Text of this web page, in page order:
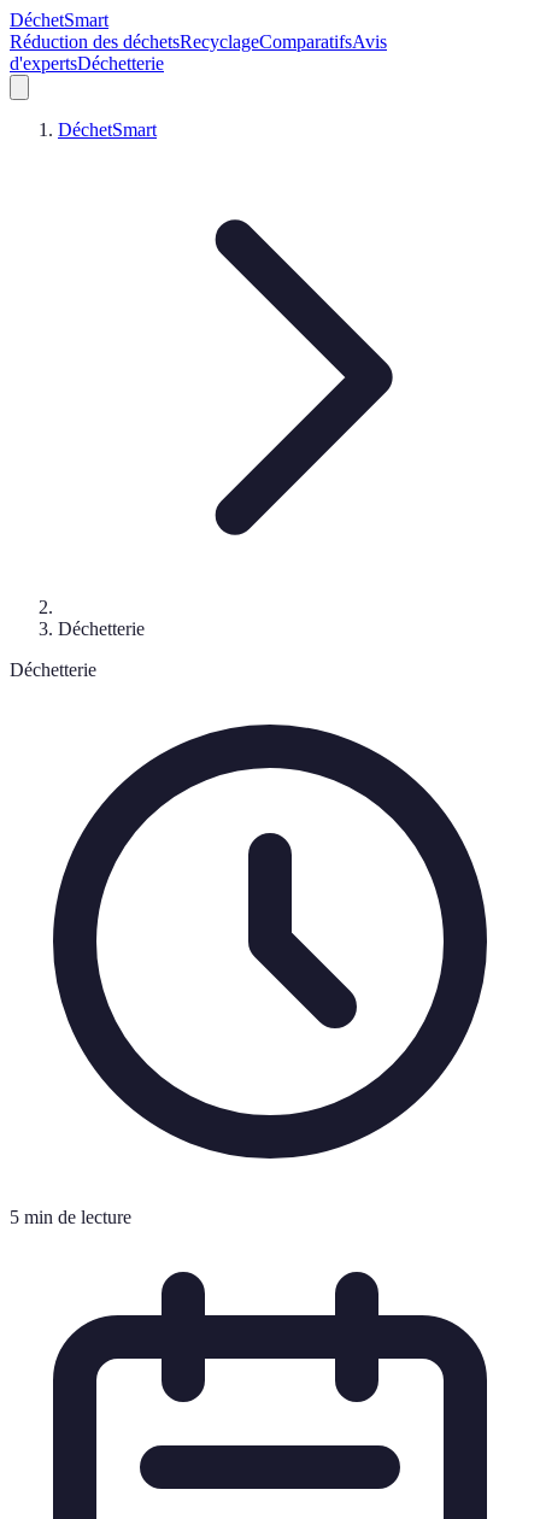
DéchetSmart
Réduction des déchetsRecyclageComparatifsAvis
d'expertsDéchetterie
DéchetSmart
Déchetterie
Déchetterie
5 min de lecture